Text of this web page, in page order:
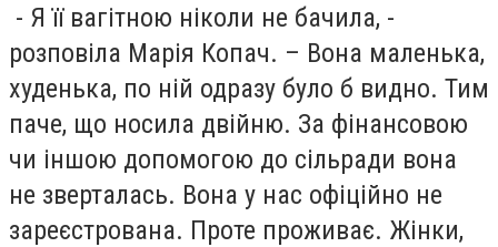
- Я її вагітною ніколи не бачила, -
розповіла Марія Копач. – Вона маленька,
худенька, по ній одразу було б видно. Тим
паче, що носила двійню. За фінансовою
чи іншою допомогою до сільради вона
не зверталась. Вона у нас офіційно не
зареєстрована. Проте проживає. Жінки,